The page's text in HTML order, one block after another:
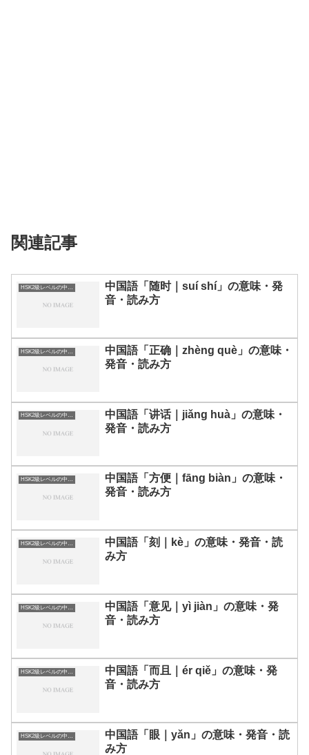
関連記事
中国語「随时｜suí shí」の意味・発
音・読み方
中国語「正确｜zhèng què」の意味・
発音・読み方
HSK2級レベルの中国語
中国語「讲话｜jiǎng huà」の意味・
発音・読み方
HSK2級レベルの中国語
中国語「方便｜fāng biàn」の意味・
発音・読み方
HSK2級レベルの中国語
中国語「刻｜kè」の意味・発音・読
み方
HSK2級レベルの中国語
中国語「意见｜yì jiàn」の意味・発
音・読み方
HSK2級レベルの中国語
中国語「而且｜ér qiě」の意味・発
音・読み方
HSK2級レベルの中国語
中国語「眼｜yǎn」の意味・発音・読
み方